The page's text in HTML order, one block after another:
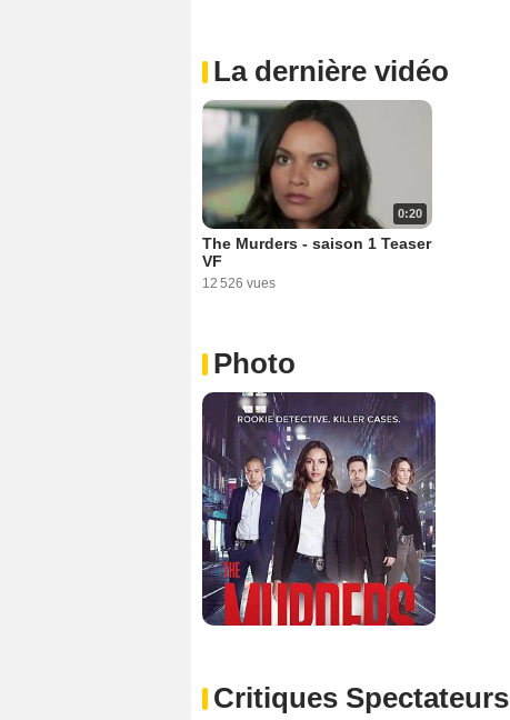
La dernière vidéo
0:20
The Murders - saison 1 Teaser
VF
12 526 vues
Photo
Critiques Spectateurs